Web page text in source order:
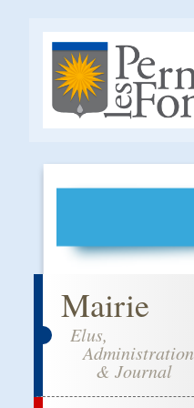
Mairie
Elus,
Administration
& Journal